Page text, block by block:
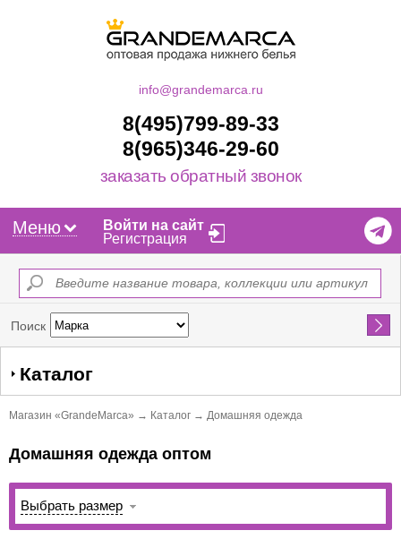
info@grandemarca.ru
8(495)799-89-33
8(965)346-29-60
заказать обратный звонок
Меню
Войти на сайт
Регистрация
Поиск Найти
Каталог
Магазин «GrandeMarca» → Каталог → Домашняя одежда
Домашняя одежда оптом
Выбрать размер